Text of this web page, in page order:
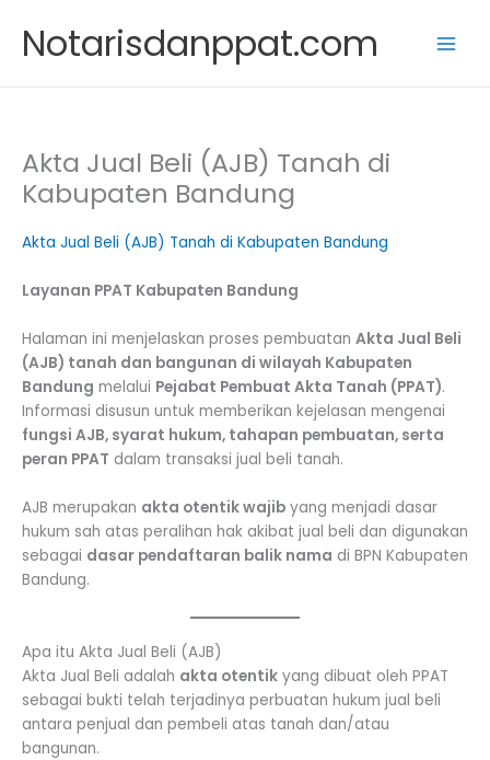
content
Notarisdanppat.com
Akta Jual Beli (AJB) Tanah di
Kabupaten Bandung
Akta Jual Beli (AJB) Tanah di Kabupaten Bandung
Layanan PPAT Kabupaten Bandung
Halaman ini menjelaskan proses pembuatan Akta Jual Beli
(AJB) tanah dan bangunan di wilayah Kabupaten
Bandung melalui Pejabat Pembuat Akta Tanah (PPAT).
Informasi disusun untuk memberikan kejelasan mengenai
fungsi AJB, syarat hukum, tahapan pembuatan, serta
peran PPAT dalam transaksi jual beli tanah.
AJB merupakan akta otentik wajib yang menjadi dasar
hukum sah atas peralihan hak akibat jual beli dan digunakan
sebagai dasar pendaftaran balik nama di BPN Kabupaten
Bandung.
Apa itu Akta Jual Beli (AJB)
Akta Jual Beli adalah akta otentik yang dibuat oleh PPAT
sebagai bukti telah terjadinya perbuatan hukum jual beli
antara penjual dan pembeli atas tanah dan/atau
bangunan.